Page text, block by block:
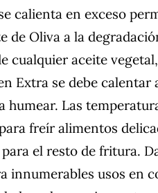
calienta en exceso
de Oliva a la
cualquier aceite vegetal,
Extra se debe calentar
humear. Las
freír alimentos
para el resto de fritura.
innumerables usos en